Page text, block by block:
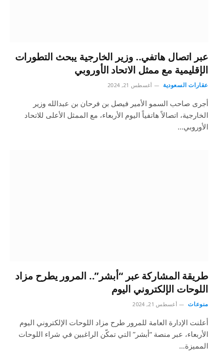
عبر اتصال هاتفي.. وزير الخارجية يبحث التطورات
الإقليمية مع ممثل الاتحاد الأوروبي
عقارات السعودية أغسطس 21, 2024
أجرى صاحب السمو الأمير فيصل بن فرحان بن عبدالله وزير
الخارجية، اتصالاً هاتفياً اليوم الأربعاء، مع الممثل الأعلى للاتحاد
الأوروبي…
طريقة المشاركة عبر “أبشر”.. المرور يطرح مزاد
اللوحات الإلكتروني اليوم
منوعات أغسطس 21, 2024
أعلنت الإدارة العامة للمرور طرح مزاد اللوحات الإلكتروني اليوم
الأربعاء، عبر منصة “أبشر” التي تمكّن الراغبين في شراء اللوحات
المميزة…